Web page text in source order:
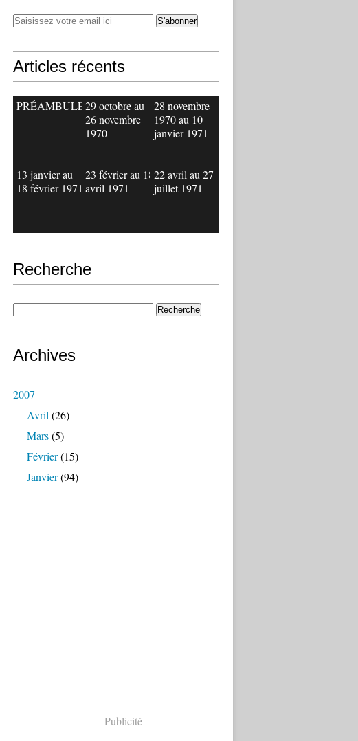
Articles récents
PRÉAMBULE 29 octobre au
26 novembre
1970
28 novembre
1970 au 10
janvier 1971
13 janvier au
18 février 1971
23 février au 18
avril 1971
22 avril au 27
juillet 1971
Recherche
Archives
2007
Avril (26)
Mars(5)
Février(15)
Janvier(94)
Publicité